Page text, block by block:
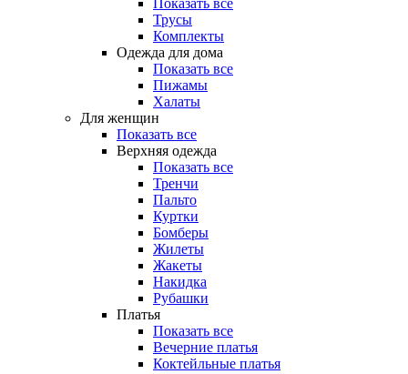
Показать все
Трусы
Комплекты
Одежда для дома
Показать все
Пижамы
Халаты
Для женщин
Показать все
Верхняя одежда
Показать все
Тренчи
Пальто
Куртки
Бомберы
Жилеты
Жакеты
Накидка
Рубашки
Платья
Показать все
Вечерние платья
Коктейльные платья